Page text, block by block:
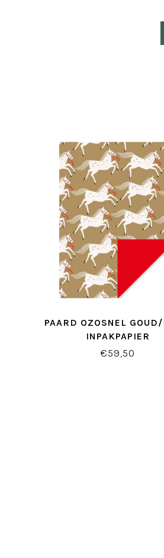
PAARD OZOSNEL
INPAKPAPIER
€59,50